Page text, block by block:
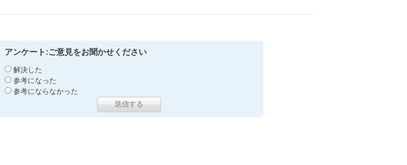
アンケート:ご意見をお聞かせください
解決した
参考になった
参考にならなかった